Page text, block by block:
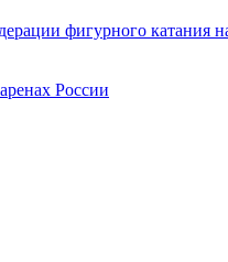
фигурного катания
России